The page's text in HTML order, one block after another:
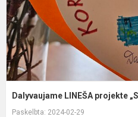
Dalyvaujame LINEŠA projekte
Paskelbta: 2024-02-29